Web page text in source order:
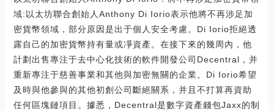
域:以太坊聯合創始人Anthony Di Iorio表示他將不再涉足加
密貨幣領域，部分原因是出于個人安全考慮。Di Iorio拒絕透
露自己的加密貨幣持有量或凈資產。在接下來的幾周內，他
計劃出售專注于去中心化技術的軟件開發公司Decentral，并
重新專注于慈善事業和其他與加密無關的企業。Di Iorio希望
及時與他參與的其他初創公司斷絕關系，并且不打算再資助
任何區塊鏈項目。據悉，Decentral是數字資產錢包Jaxx的制